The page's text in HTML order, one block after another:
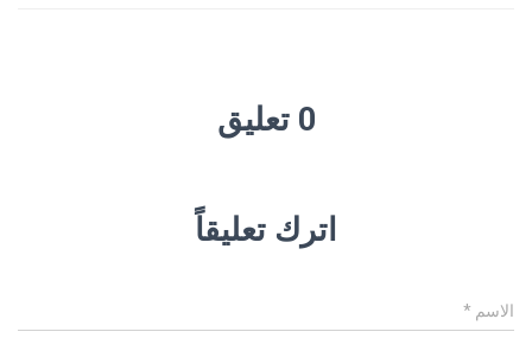
0 تعليق
اترك تعليقاً
الاسم *